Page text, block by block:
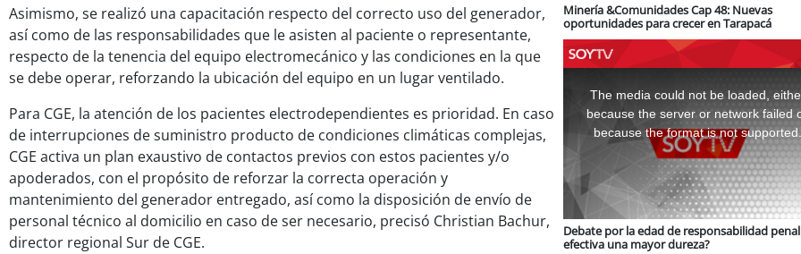
Asimismo, se realizó una capacitación respecto del correcto uso del generador,
así como de las responsabilidades que le asisten al paciente o representante,
respecto de la tenencia del equipo electromecánico y las condiciones en la que
se debe operar, reforzando la ubicación del equipo en un lugar ventilado.
Para CGE, la atención de los pacientes electrodependientes es prioridad. En caso
de interrupciones de suministro producto de condiciones climáticas complejas,
CGE activa un plan exaustivo de contactos previos con estos pacientes y/o
apoderados, con el propósito de reforzar la correcta operación y
mantenimiento del generador entregado, así como la disposición de envío de
personal técnico al domicilio en caso de ser necesario, precisó Christian Bachur,
director regional Sur de CGE.
Minería &Comunidades Cap 48: Nuevas
oportunidades para crecer en Tarapacá
window.
The media could not be loaded,
because the server or network failed
because the format is not supported.
Debate por la edad de responsabilidad
efectiva una mayor dureza?